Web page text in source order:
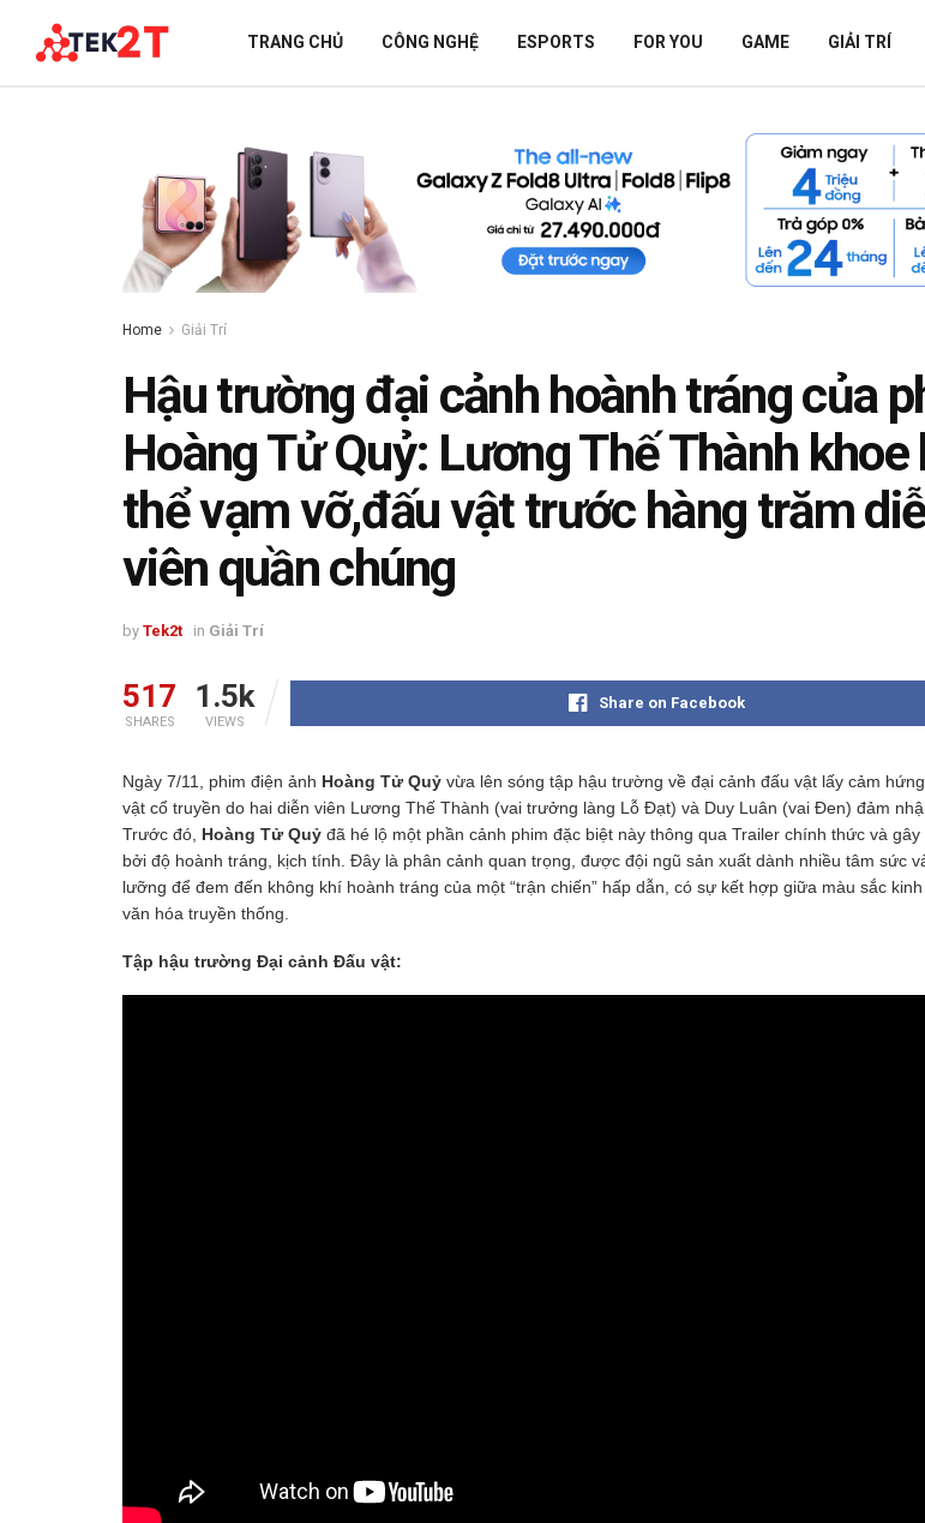
TRANG CHỦ CÔNG NGHỆ ESPORTS FOR YOU GAME GIẢI TRÍ
Home Giải Trí
Hậu trường đại cảnh hoành tráng của
Hoàng Tử Quỷ: Lương Thế Thành khoe
thể vạm vỡ,đấu vật trước hàng trăm
viên quần chúng
by Tek2t in Giải Trí
517
SHARES
1.5k
VIEWS
Share on Facebook
Ngày 7/11, phim điện ảnh Hoàng Tử Quỷ vừa lên sóng tập hậu trường về đại cảnh đấu vật lấy cảm
vật cổ truyền do hai diễn viên Lương Thế Thành (vai trưởng làng Lỗ Đạt) và Duy Luân (vai Đen) đảm
Trước đó, Hoàng Tử Quỷ đã hé lộ một phần cảnh phim đặc biệt này thông qua Trailer chính thức và
bởi độ hoành tráng, kịch tính. Đây là phân cảnh quan trọng, được đội ngũ sản xuất dành nhiều tâm sức
lưỡng để đem đến không khí hoành tráng của một “trận chiến” hấp dẫn, có sự kết hợp giữa màu sắc
văn hóa truyền thống.
Tập hậu trường Đại cảnh Đấu vật: